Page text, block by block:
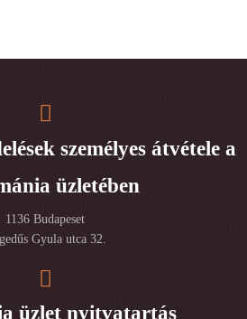
személyes átvétele a
üzletében
1136 Budapeset
Gyula utca 32.
üzlet nyitvatartás